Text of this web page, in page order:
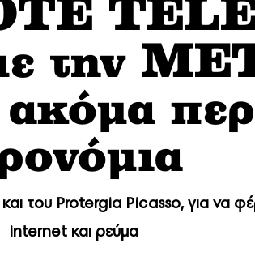
την
του Protergia Picasso, για να
internet και ρεύμα